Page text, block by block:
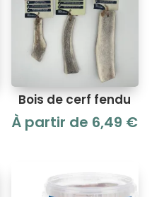
Bois de cerf fendu
À partir de 6,49 €